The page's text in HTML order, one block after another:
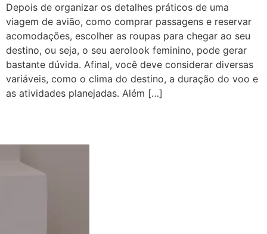
Depois de organizar os detalhes práticos de uma
viagem de avião, como comprar passagens e reservar
acomodações, escolher as roupas para chegar ao seu
destino, ou seja, o seu aerolook feminino, pode gerar
bastante dúvida. Afinal, você deve considerar diversas
variáveis, como o clima do destino, a duração do voo e
as atividades planejadas. Além […]